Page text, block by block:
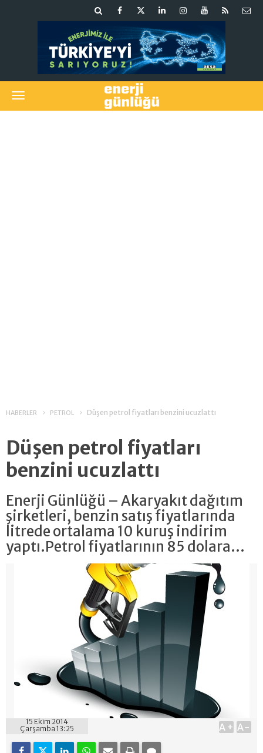
HABERLER PETROL Düşen petrol fiyatları benzini ucuzlattı
Düşen petrol fiyatları
benzini ucuzlattı
Enerji Günlüğü – Akaryakıt dağıtım
şirketleri, benzin satış fiyatlarında
litrede ortalama 10 kuruş indirim
yaptı.Petrol fiyatlarının 85 dolara...
15 Ekim 2014
Çarşamba 13:25
A+ A-